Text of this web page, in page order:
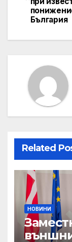
България
Related
НОВИНИ